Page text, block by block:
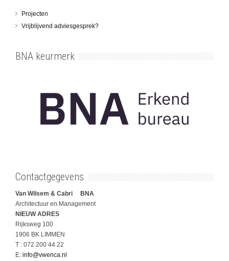
Projecten
Vrijblijvend adviesgesprek?
BNA keurmerk
Contactgegevens
Van Wilsem & Cabri BNA
Architectuur en Management
NIEUW ADRES
Rijksweg 100
1906 BK LIMMEN
T : 072 200 44 22
E: info@vwenca.nl